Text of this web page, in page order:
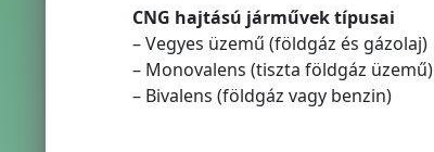
CNG hajtású járművek típusai
– Vegyes üzemű (földgáz és gázolaj)
– Monovalens (tiszta földgáz üzemű)
– Bivalens (földgáz vagy benzin)